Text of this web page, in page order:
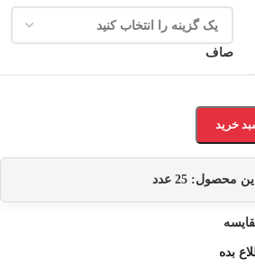
صاف
خرید
محصول: 25 عدد
بده